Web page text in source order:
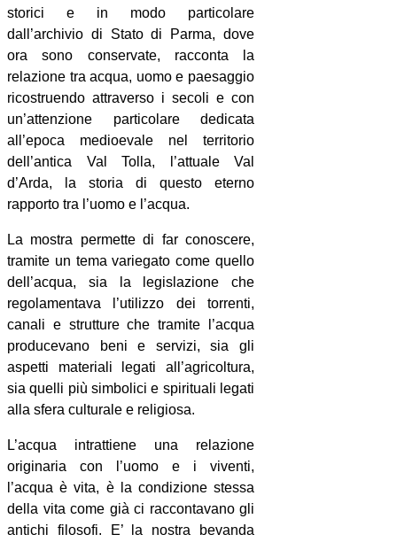
storici e in modo particolare
dall’archivio di Stato di Parma, dove
ora sono conservate, racconta la
relazione tra acqua, uomo e paesaggio
ricostruendo attraverso i secoli e con
un’attenzione particolare dedicata
all’epoca medioevale nel territorio
dell’antica Val Tolla, l’attuale Val
d’Arda, la storia di questo eterno
rapporto tra l’uomo e l’acqua.
La mostra permette di far conoscere,
tramite un tema variegato come quello
dell’acqua, sia la legislazione che
regolamentava l’utilizzo dei torrenti,
canali e strutture che tramite l’acqua
producevano beni e servizi, sia gli
aspetti materiali legati all’agricoltura,
sia quelli più simbolici e spirituali legati
alla sfera culturale e religiosa.
L’acqua intrattiene una relazione
originaria con l’uomo e i viventi,
l’acqua è vita, è la condizione stessa
della vita come già ci raccontavano gli
antichi filosofi. E’ la nostra bevanda